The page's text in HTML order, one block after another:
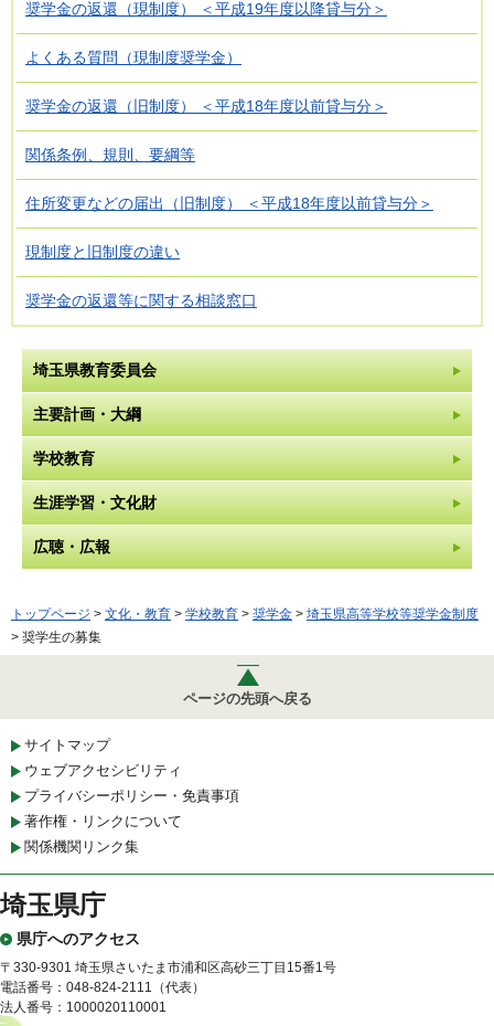
奨学金の返還（現制度） ＜平成19年度以降貸与分＞
よくある質問（現制度奨学金）
奨学金の返還（旧制度） ＜平成18年度以前貸与分＞
関係条例、規則、要綱等
住所変更などの届出（旧制度） ＜平成18年度以前貸与分＞
現制度と旧制度の違い
奨学金の返還等に関する相談窓口
埼玉県教育委員会
主要計画・大綱
学校教育
生涯学習・文化財
広聴・広報
トップページ > 文化・教育 > 学校教育 > 奨学金 > 埼玉県高等学校等奨学金制度
> 奨学生の募集
ページの先頭へ戻る
サイトマップ
ウェブアクセシビリティ
プライバシーポリシー・免責事項
著作権・リンクについて
関係機関リンク集
埼玉県庁
県庁へのアクセス
〒330-9301 埼玉県さいたま市浦和区高砂三丁目15番1号
電話番号：048-824-2111（代表）
法人番号：1000020110001